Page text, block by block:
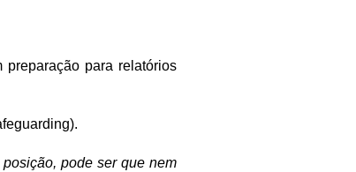
preparação para relatórios
pode ser que nem